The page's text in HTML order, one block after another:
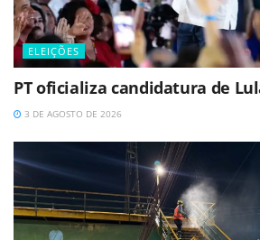
ELEIÇÕES
PT oficializa candidatura de
3 DE AGOSTO DE 2026